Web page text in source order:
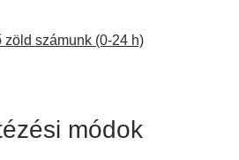
számunk (0-24 h)
módok